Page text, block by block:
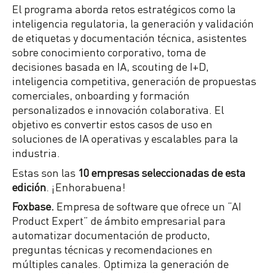
El programa aborda retos estratégicos como la
inteligencia regulatoria, la generación y validación
de etiquetas y documentación técnica, asistentes
sobre conocimiento corporativo, toma de
decisiones basada en IA, scouting de I+D,
inteligencia competitiva, generación de propuestas
comerciales, onboarding y formación
personalizados e innovación colaborativa. El
objetivo es convertir estos casos de uso en
soluciones de IA operativas y escalables para la
industria.
Estas son las 10 empresas seleccionadas de esta
edición . ¡Enhorabuena!
Foxbase. Empresa de software que ofrece un “AI
Product Expert” de ámbito empresarial para
automatizar documentación de producto,
preguntas técnicas y recomendaciones en
múltiples canales. Optimiza la generación de